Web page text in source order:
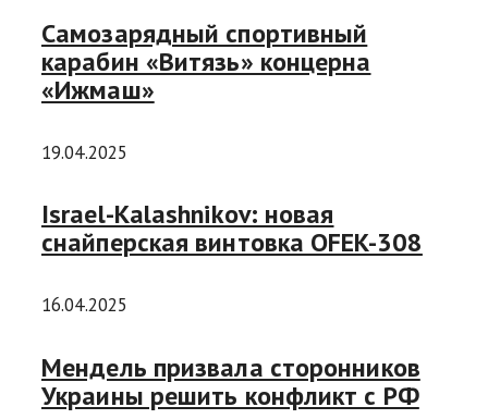
Самозарядный спортивный
карабин «Витязь» концерна
«Ижмаш»
19.04.2025
Israel-Kalashnikov: новая
снайперская винтовка OFEK-308
16.04.2025
Мендель призвала сторонников
Украины решить конфликт с РФ